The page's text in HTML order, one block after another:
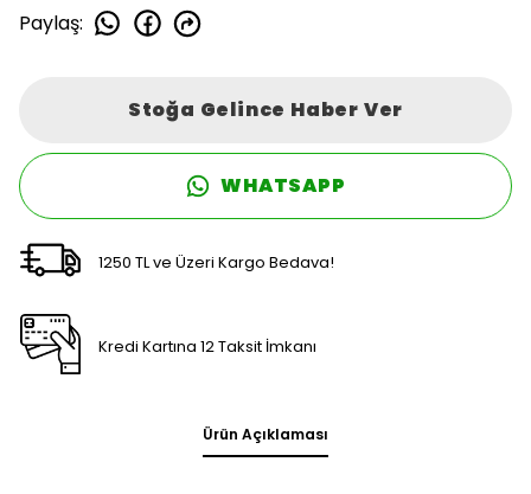
Paylaş:
Stoğa Gelince Haber Ver
WHATSAPP
1250 TL ve Üzeri Kargo Bedava!
Kredi Kartına 12 Taksit İmkanı
Ürün Açıklaması